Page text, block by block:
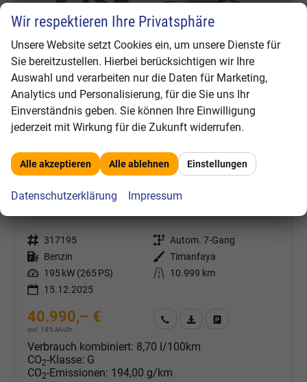
Fahrzeugnr. 317195 Getriebe Autom. 7-Gang
Kraftstoff Benzin Außenfarbe Timanfaya
Leistung 195 kW (265 PS) Kilometerstand
10.999 km
15.12.2025
40.990,– €
incl. 19% MwSt.
Wir rufen Sie anFahrzeugexposé (PDF)
Verbrauch kombiniert: 8,70 l/100km
CO2-Klasse: G
CO2-Emissionen: 194,00 g/km
Wir respektieren Ihre Privatsphäre
Unsere Website setzt Cookies ein, um unsere Dienste für
Sie bereitzustellen. Hierbei berücksichtigen wir Ihre
Auswahl und verarbeiten nur die Daten für Marketing,
Analytics und Personalisierung, für die Sie uns Ihr
Einverständnis geben. Sie können Ihre Einwilligung
jederzeit mit Wirkung für die Zukunft widerrufen.
Alle akzeptieren Alle ablehnen Einstellungen
Datenschutzerklärung Impressum